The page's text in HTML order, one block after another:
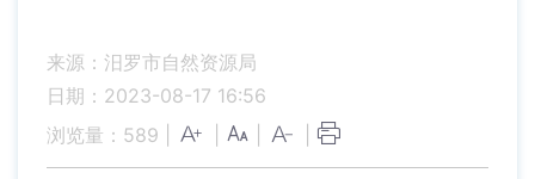
来源：汨罗市自然资源局
日期：2023-08-17 16:56
浏览量： 589